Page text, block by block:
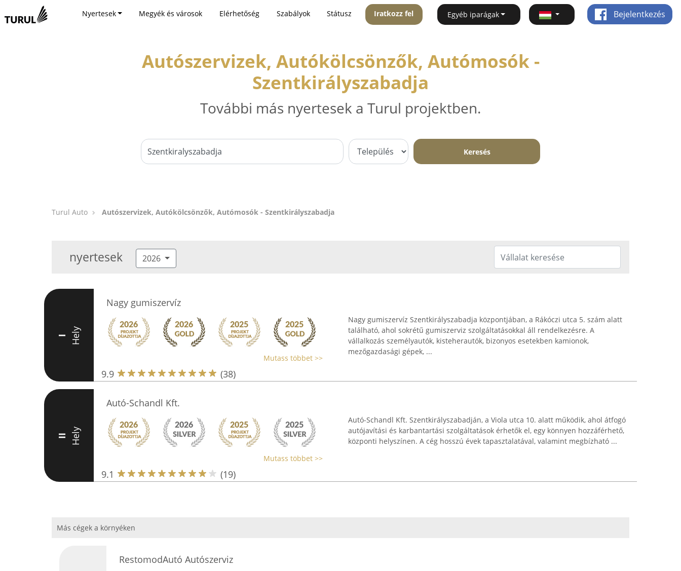
Nyertesek Megyék és városok Elérhetőség Szabályok Státusz Iratkozz fel Egyéb iparágak Bejelentkezés
Autószervizek, Autókölcsönzők, Autómosók -
Szentkirályszabadja
További más nyertesek a Turul projektben.
Keresés
Turul Auto Autószervizek, Autókölcsönzők, Autómosók - Szentkirályszabadja
nyertesek 2026
I Hely
Nagy gumiszervíz
Mutass többet >>
9.9 (38)
Nagy gumiszervíz Szentkirályszabadja központjában, a Rákóczi utca 5. szám alatt
található, ahol sokrétű gumiszerviz szolgáltatásokkal áll rendelkezésre. A
vállalkozás személyautók, kisteherautók, bizonyos esetekben kamionok,
mezőgazdasági gépek, ...
II Hely
Autó-Schandl Kft.
Mutass többet >>
9.1 (19)
Autó-Schandl Kft. Szentkirályszabadján, a Viola utca 10. alatt működik, ahol átfogó
autójavítási és karbantartási szolgáltatások érhetők el, egy könnyen hozzáférhető,
központi helyszínen. A cég hosszú évek tapasztalatával, valamint megbízható ...
Más cégek a környéken
RestomodAutó Autószerviz